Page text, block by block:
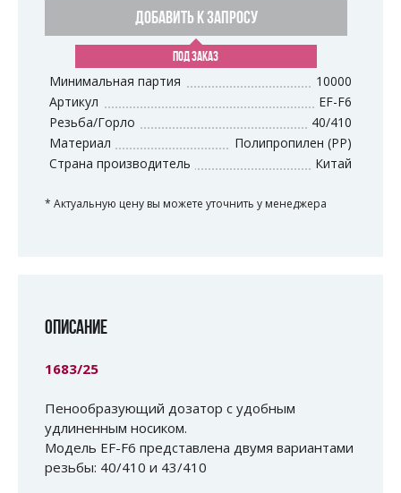
ДОБАВИТЬ К ЗАПРОСУ
ПОД ЗАКАЗ
Минимальная партия
10000
Артикул
EF-F6
Резьба/Горло
40/410
Материал
Полипропилен (PP)
Страна производитель
Китай
* Актуальную цену вы можете уточнить у менеджера
ОПИСАНИЕ
1683/25
Пенообразующий дозатор с удобным
удлиненным носиком.
Модель EF-F6 представлена двумя вариантами
резьбы: 40/410 и 43/410